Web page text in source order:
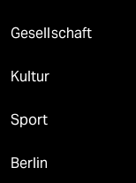
Gesellschaft
Kultur
Sport
Berlin